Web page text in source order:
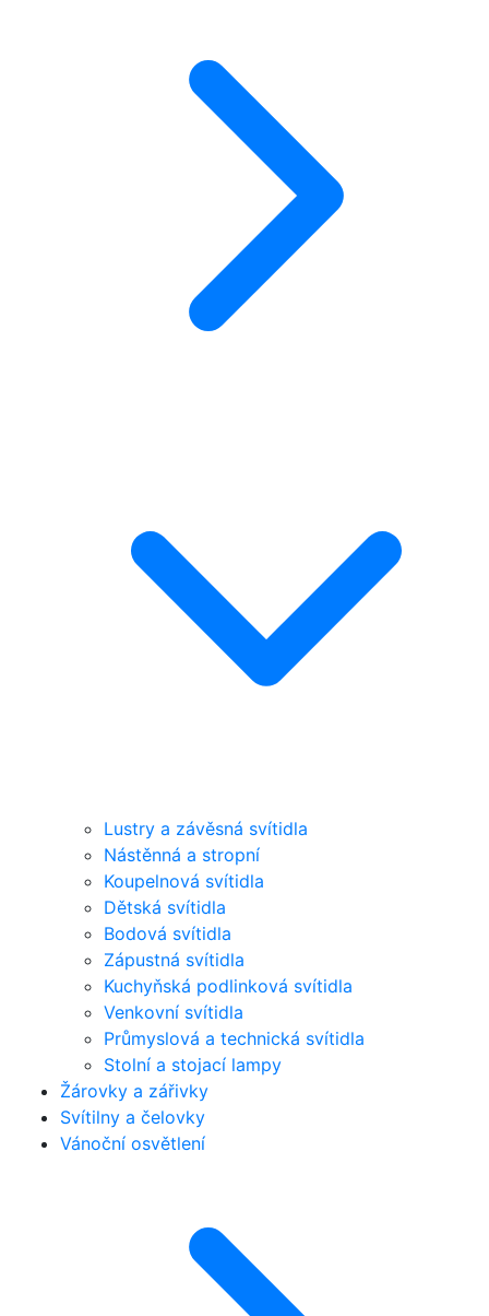
Lustry a závěsná svítidla
Nástěnná a stropní
Koupelnová svítidla
Dětská svítidla
Bodová svítidla
Zápustná svítidla
Kuchyňská podlinková svítidla
Venkovní svítidla
Průmyslová a technická svítidla
Stolní a stojací lampy
Žárovky a zářivky
Svítilny a čelovky
Vánoční osvětlení